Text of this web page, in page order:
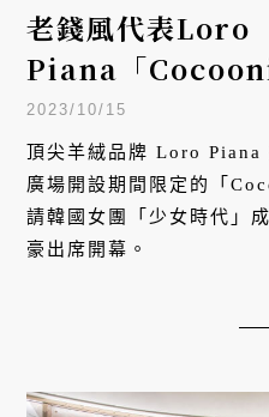
老錢風代表Loro
Piana「
裝，少女時代秀
期間限定店
2023/10/15
頂尖羊絨品牌 Loro
廣場開設期間限定的「
請韓國女團「少女時代」
豪出席開幕。